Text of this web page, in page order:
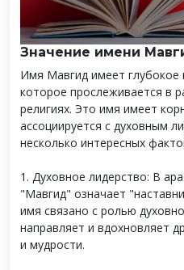
Значение имени
Имя Мавгид имеет глубокое
которое прослеживается в
религиях. Это имя имеет
ассоциируется с духовным
несколько интересных
1. Духовное лидерство: В
"Мавгид" означает
имя связано с ролью
направляет и вдохновляет
и мудрости.